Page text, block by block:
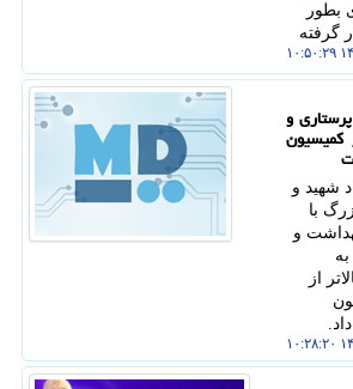
بطور
گرفته
حق پرستاری و
کمیسیون
شهید و
با
و
از